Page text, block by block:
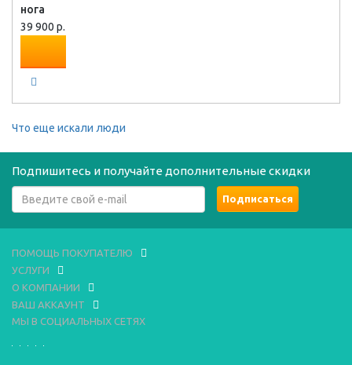
нога
39 900 р.
Что еще искали люди
Подпишитесь и получайте дополнительные скидки
ПОМОЩЬ ПОКУПАТЕЛЮ
УСЛУГИ
О КОМПАНИИ
ВАШ АККАУНТ
МЫ В СОЦИАЛЬНЫХ СЕТЯХ